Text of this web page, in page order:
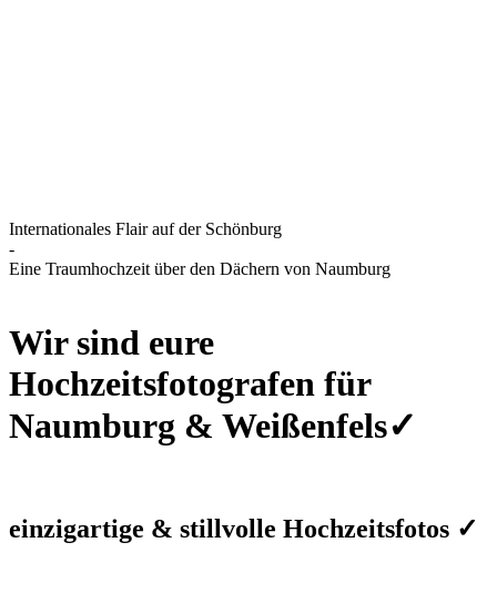
Internationales Flair auf der Schönburg
-
Eine Traumhochzeit über den Dächern von Naumburg
Wir sind eure
Hochzeitsfotografen für
Naumburg & Weißenfels✓
einzigartige & stillvolle Hochzeitsfotos ✓